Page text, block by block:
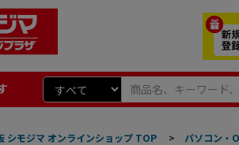
シモジマ オンラインショップ TOP > パソコン・